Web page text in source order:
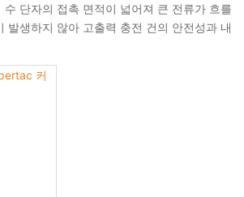
수 단자의 접촉 면적이 넓어져 큰 전류가 흐를
발생하지 않아 고출력 충전 건의 안전성과 내